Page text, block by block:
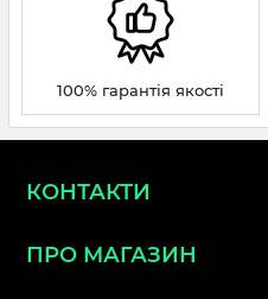
100% гарантія якості
КОНТАКТИ
ПРО МАГАЗИН